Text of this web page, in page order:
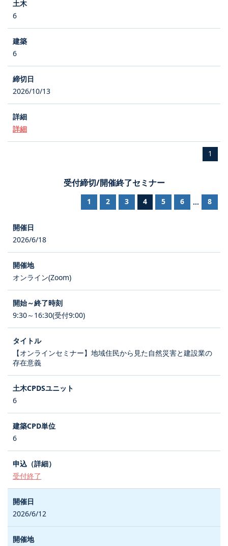
6
6
2026/10/13
詳細
1
受付締切/開催終了セミナー
1 2 3 4 5 6 ... 8
2026/6/18
オンライン(Zoom)
9:30～16:30(受付9:00)
【オンラインセミナー】地域住民から見た自然災害と建設業の
存在意義
6
6
受付終了
2026/6/12